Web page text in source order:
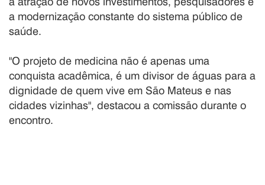
a modernização constante do sistema público de
saúde.
"O projeto de medicina não é apenas uma
conquista acadêmica, é um divisor de águas para a
dignidade de quem vive em São Mateus e nas
cidades vizinhas", destacou a comissão durante o
encontro.